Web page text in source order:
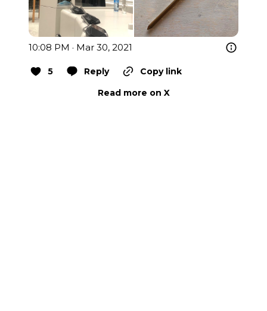
10:08 PM · Mar 30, 2021
5 Reply
Copy link
Read more on X